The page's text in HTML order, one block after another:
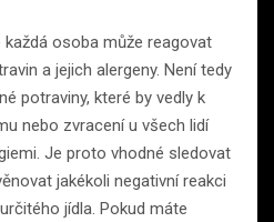
osoba může reagovat
a jejich alergeny. Není tedy
potraviny, které by vedly k
nebo zvracení u všech lidí
Je proto vhodné sledovat
jakékoli negativní reakci
jídla. Pokud máte